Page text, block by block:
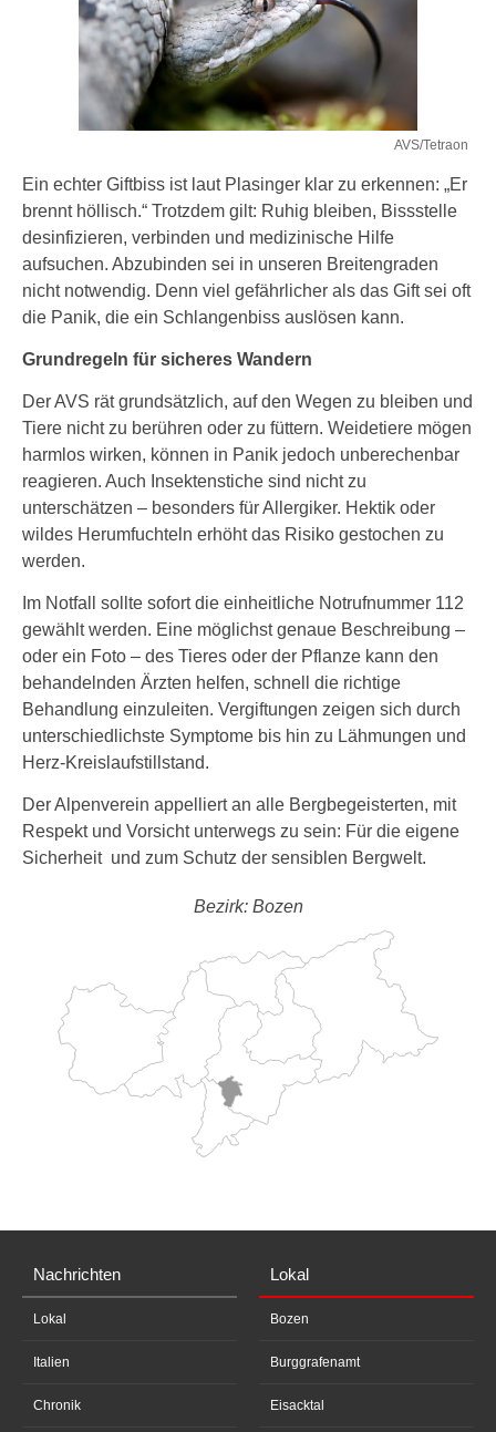
AVS/Tetraon
Ein echter Giftbiss ist laut Plasinger klar zu erkennen: „Er
brennt höllisch.“ Trotzdem gilt: Ruhig bleiben, Bissstelle
desinfizieren, verbinden und medizinische Hilfe
aufsuchen. Abzubinden sei in unseren Breitengraden
nicht notwendig. Denn viel gefährlicher als das Gift sei oft
die Panik, die ein Schlangenbiss auslösen kann.
Grundregeln für sicheres Wandern
Der AVS rät grundsätzlich, auf den Wegen zu bleiben und
Tiere nicht zu berühren oder zu füttern. Weidetiere mögen
harmlos wirken, können in Panik jedoch unberechenbar
reagieren. Auch Insektenstiche sind nicht zu
unterschätzen – besonders für Allergiker. Hektik oder
wildes Herumfuchteln erhöht das Risiko gestochen zu
werden.
Im Notfall sollte sofort die einheitliche Notrufnummer 112
gewählt werden. Eine möglichst genaue Beschreibung –
oder ein Foto – des Tieres oder der Pflanze kann den
behandelnden Ärzten helfen, schnell die richtige
Behandlung einzuleiten. Vergiftungen zeigen sich durch
unterschiedlichste Symptome bis hin zu Lähmungen und
Herz-Kreislaufstillstand.
Der Alpenverein appelliert an alle Bergbegeisterten, mit
Respekt und Vorsicht unterwegs zu sein: Für die eigene
Sicherheit und zum Schutz der sensiblen Bergwelt.
Bezirk: Bozen
Nachrichten
Lokal
Italien
Chronik
Lokal
Bozen
Burggrafenamt
Eisacktal